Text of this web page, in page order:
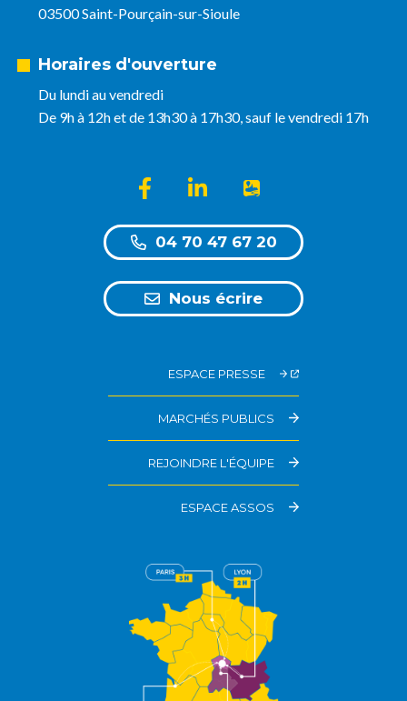
03500 Saint-Pourçain-sur-Sioule
Horaires d'ouverture
Du lundi au vendredi
De 9h à 12h et de 13h30 à 17h30, sauf le vendredi 17h
Lien vers le compte Facebook
Lien vers le compte Linkedin
Lien vers l'appli
04 70 47 67 20
Nous écrire
ESPACE PRESSE
MARCHÉS PUBLICS
REJOINDRE L'ÉQUIPE
ESPACE ASSOS